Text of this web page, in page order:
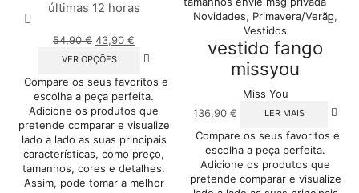
últimas 12 horas
54,90€ O
preço
original
era:
54,90 €.
43,90 €
preço
é:
43,90 €.
VER OPÇÕES
This
has
multiple
variants.
The
options
may
be
chosen
Compare os seus favoritos e
escolha a peça perfeita.
Adicione os produtos que
pretende comparar e visualize
lado a lado as suas principais
características, como preço,
tamanhos, cores e detalhes.
Assim, pode tomar a melhor
Novidades, Primavera/Verão,
Vestidos
vestido fango
missyou
Miss You
136,90 € LER MAIS
Compare os seus favoritos e
escolha a peça perfeita.
Adicione os produtos que
pretende comparar e visualize